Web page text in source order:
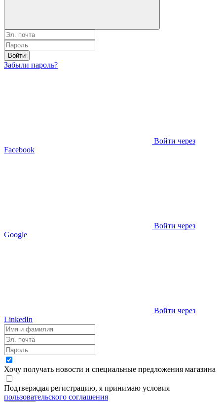
Войти
Забыли пароль?
Войти через
Facebook
Войти через
Google
Войти через
LinkedIn
Хочу получать новости и специальные предложения магазина
Подтверждая регистрацию, я принимаю условия
пользовательского соглашения